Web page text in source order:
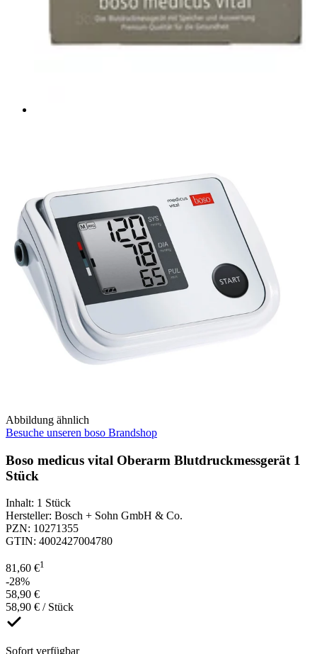
Abbildung ähnlich
Besuche unseren boso Brandshop
Boso medicus vital Oberarm Blutdruckmessgerät 1
Stück
Inhalt: 1 Stück
Hersteller: Bosch + Sohn GmbH & Co.
PZN: 10271355
GTIN: 4002427004780
81,60 €1
-28%
58,90 €
58,90 € / Stück
Sofort verfügbar